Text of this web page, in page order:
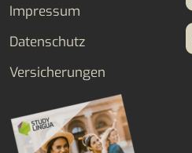
Impressum
Datenschutz
Versicherungen